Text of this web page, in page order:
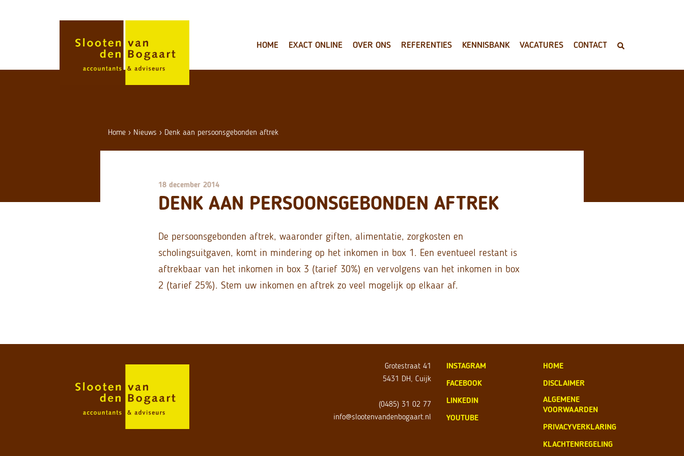
HOME EXACT ONLINE OVER ONS REFERENTIES KENNISBANK VACATURES CONTACT
Home › Nieuws › Denk aan persoonsgebonden aftrek
18 december 2014
DENK AAN PERSOONSGEBONDEN AFTREK
De persoonsgebonden aftrek, waaronder giften, alimentatie, zorgkosten en
scholingsuitgaven, komt in mindering op het inkomen in box 1. Een eventueel restant is
aftrekbaar van het inkomen in box 3 (tarief 30%) en vervolgens van het inkomen in box
2 (tarief 25%). Stem uw inkomen en aftrek zo veel mogelijk op elkaar af.
Grotestraat 41
5431 DH, Cuijk
(0485) 31 02 77
info@slootenvandenbogaart.nl
INSTAGRAM
FACEBOOK
LINKEDIN
YOUTUBE
HOME
DISCLAIMER
ALGEMENE
VOORWAARDEN
PRIVACYVERKLARING
KLACHTENREGELING